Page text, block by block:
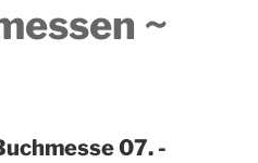
~
07. -